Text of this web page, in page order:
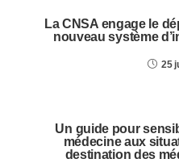
La CNSA engage le
nouveau système
25
Un guide pour
médecine aux
destination des